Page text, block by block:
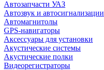
Автозапчасти УАЗ
Автозвук и автосигнализации
Автомагнитолы
GPS-навигаторы
Аксессуары для установки
Акустические системы
Акустические полки
Видеорегистраторы